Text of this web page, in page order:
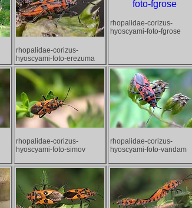
rhopalidae-corizus-
hyoscyami-foto-erezuma
rhopalidae-corizus-
hyoscyami-foto-fgrose
rhopalidae-corizus-
hyoscyami-foto-simov
rhopalidae-corizus-
hyoscyami-foto-vandam